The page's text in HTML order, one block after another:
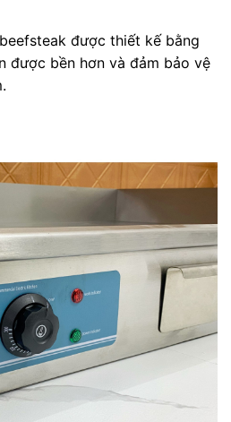
beefsteak được thiết kế bằng
được bền hơn và đảm bảo vệ